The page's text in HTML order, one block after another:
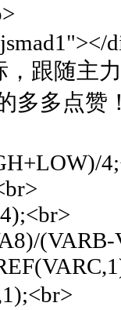
，跟随主
多多点赞